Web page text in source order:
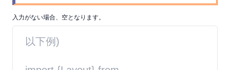
入力がない場合、空となります。